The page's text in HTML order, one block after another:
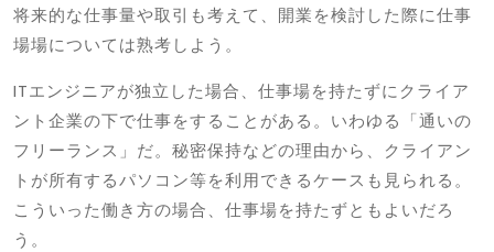
将来的な仕事量や取引も考えて、開業を検討した際に仕事
場場については熟考しよう。
ITエンジニアが独立した場合、仕事場を持たずにクライア
ント企業の下で仕事をすることがある。いわゆる「通いの
フリーランス」だ。秘密保持などの理由から、クライアン
トが所有するパソコン等を利用できるケースも見られる。
こういった働き方の場合、仕事場を持たずともよいだろ
う。